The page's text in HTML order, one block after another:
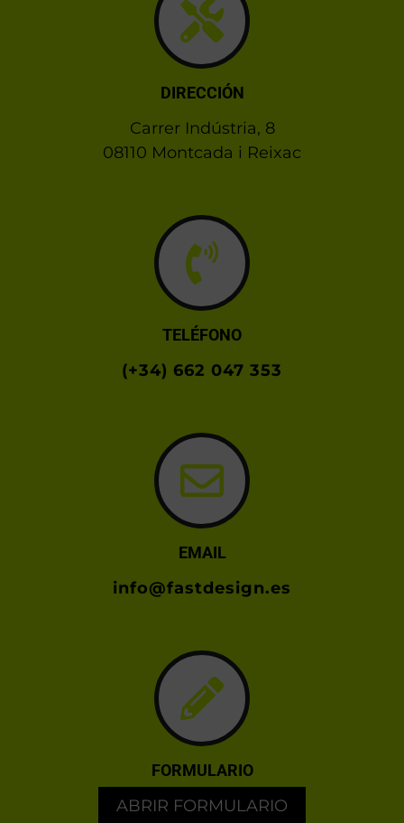
DIRECCIÓN
Carrer Indústria, 8
08110 Montcada i Reixac
TELÉFONO
(+34) 662 047 353
EMAIL
info@fastdesign.es
FORMULARIO
ABRIR FORMULARIO